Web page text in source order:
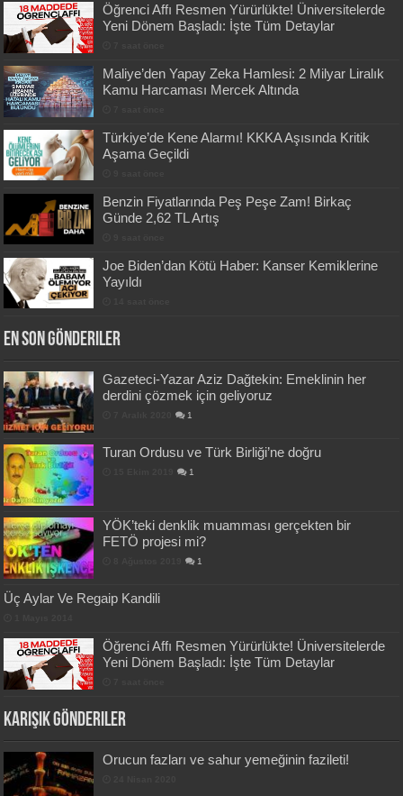
Öğrenci Affı Resmen Yürürlükte! Üniversitelerde
Yeni Dönem Başladı: İşte Tüm Detaylar
Maliye’den Yapay Zeka Hamlesi: 2 Milyar Liralık
Kamu Harcaması Mercek Altında
Türkiye’de Kene Alarmı! KKKA Aşısında Kritik
Aşama Geçildi
Benzin Fiyatlarında Peş Peşe Zam! Birkaç
Günde 2,62 TL Artış
Joe Biden’dan Kötü Haber: Kanser Kemiklerine
Yayıldı
En Son Gönderiler
Gazeteci-Yazar Aziz Dağtekin: Emeklinin her
derdini çözmek için geliyoruz
1
Turan Ordusu ve Türk Birliği’ne doğru
1
YÖK’teki denklik muamması gerçekten bir
FETÖ projesi mi?
1
Üç Aylar Ve Regaip Kandili
Öğrenci Affı Resmen Yürürlükte! Üniversitelerde
Yeni Dönem Başladı: İşte Tüm Detaylar
Karışık Gönderiler
Orucun fazları ve sahur yemeğinin fazileti!